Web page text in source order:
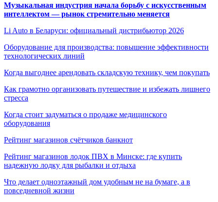
Музыкальная индустрия начала борьбу с искусственным
интеллектом — рынок стремительно меняется
Li Auto в Беларуси: официальный дистрибьютор 2026
Оборудование для производства: повышение эффективности
технологических линий
Когда выгоднее арендовать складскую технику, чем покупать
Как грамотно организовать путешествие и избежать лишнего
стресса
Когда стоит задуматься о продаже медицинского
оборудования
Рейтинг магазинов счётчиков банкнот
Рейтинг магазинов лодок ПВХ в Минске: где купить
надежную лодку для рыбалки и отдыха
Что делает одноэтажный дом удобным не на бумаге, а в
повседневной жизни